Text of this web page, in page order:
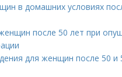
в домашних условиях
после 50 лет при
для женщин после 50